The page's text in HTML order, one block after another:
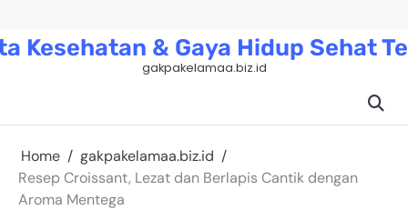
content
Kesehatan & Gaya Hidup Sehat
gakpakelamaa.biz.id
Home
gakpakelamaa.biz.id
Resep Croissant, Lezat dan Berlapis Cantik dengan
Aroma Mentega